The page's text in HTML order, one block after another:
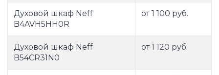
Духовой шкаф Neff
B4AVH5HH0R
от 1 100 руб.
Духовой шкаф Neff
B54CR31N0
от 1 120 руб.